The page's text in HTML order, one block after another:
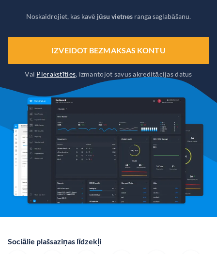
Noskaidrojiet, kas kavē jūsu vietnes ranga saglabāšanu.
IZVEIDOT BEZMAKSAS KONTU
Vai Pierakstīties, izmantojot savus akreditācijas datus
Sociālie plašsaziņas līdzekļi